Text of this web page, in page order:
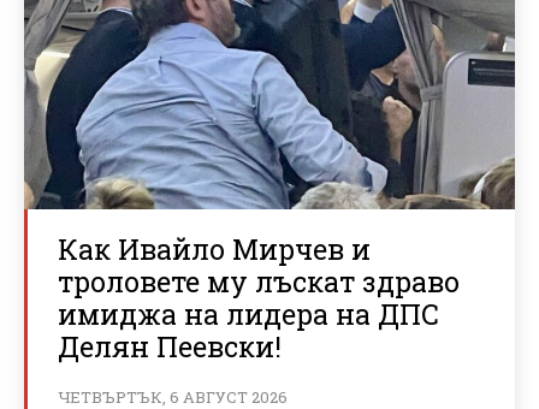
Как Ивайло Мирчев и
троловете му лъскат здраво
имиджа на лидера на ДПС
Делян Пеевски!
ЧЕТВЪРТЪК, 6 АВГУСТ 2026